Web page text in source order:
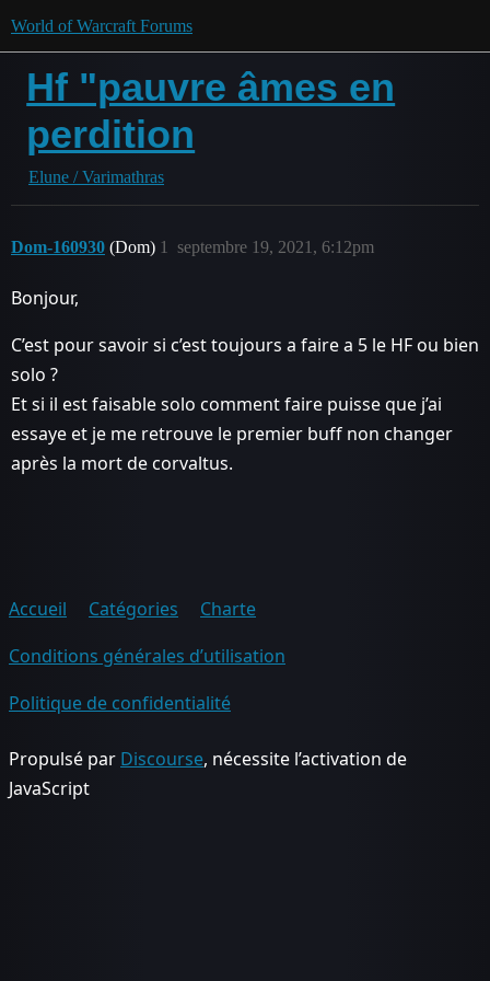
World of Warcraft Forums
Hf "pauvre âmes en
perdition
Elune / Varimathras
Dom-160930 (Dom) septembre 19, 2021, 6:12pm
1
Bonjour,
C’est pour savoir si c’est toujours a faire a 5 le HF ou bien
solo ?
Et si il est faisable solo comment faire puisse que j’ai
essaye et je me retrouve le premier buff non changer
après la mort de corvaltus.
Accueil Catégories
Charte
Conditions générales d’utilisation
Politique de confidentialité
Propulsé par Discourse, nécessite l’activation de
JavaScript